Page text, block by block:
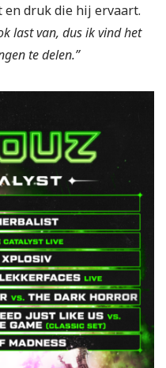
en druk die hij ervaart.
last van, dus ik vind het
te delen.”